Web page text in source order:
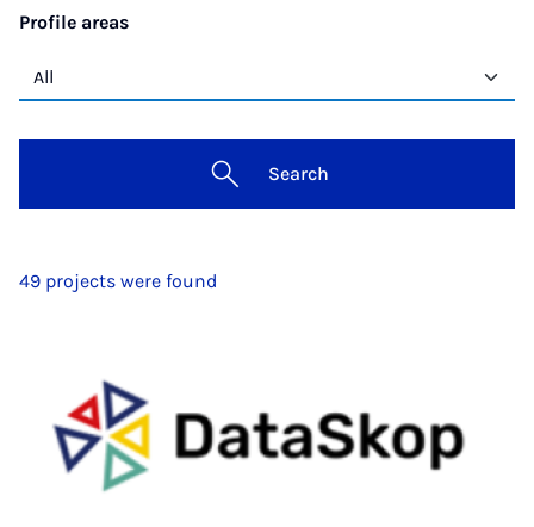
Profile areas
Search
49 projects were found